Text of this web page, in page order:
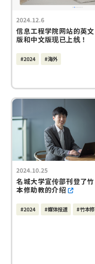
2024.12.6
信息工程学院网站的英文
版和中文版现已上线！
#2024 #海外
2024.10.25
名城大学宣传部刊登了竹
本修助教的介绍
#2024 #媒体报道 #竹本修